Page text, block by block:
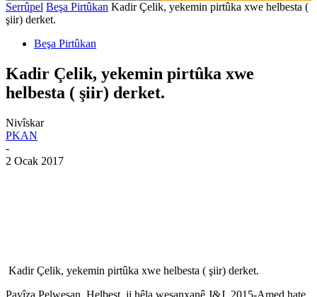
Serrûpel Beşa Pirtûkan Kadir Çelik, yekemin pirtûka xwe helbesta (
şiir) derket.
Beşa Pirtûkan
Kadir Çelik, yekemin pirtûka xwe
helbesta ( şiir) derket.
Nivîskar
PKAN
-
2 Ocak 2017
Kadir Çelik, yekemin pirtûka xwe helbesta ( şiir) derket.
Payîza Pelweşan, Helbest, ji hêla weşanxanê J&J, 2015-Amed hate